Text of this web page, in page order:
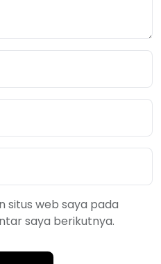
situs web saya pada
saya berikutnya.